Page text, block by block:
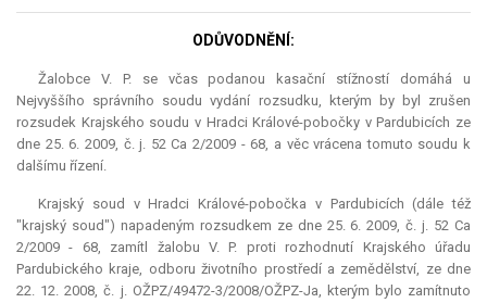
ODŮVODNĚNÍ:
Žalobce V. P. se včas podanou kasační stížností domáhá u
Nejvyššího správního soudu vydání rozsudku, kterým by byl zrušen
rozsudek Krajského soudu v Hradci Králové-pobočky v Pardubicích ze
dne 25. 6. 2009, č. j. 52 Ca 2/2009 - 68, a věc vrácena tomuto soudu k
dalšímu řízení.
Krajský soud v Hradci Králové-pobočka v Pardubicích (dále též
"krajský soud") napadeným rozsudkem ze dne 25. 6. 2009, č. j. 52 Ca
2/2009 - 68, zamítl žalobu V. P. proti rozhodnutí Krajského úřadu
Pardubického kraje, odboru životního prostředí a zemědělství, ze dne
22. 12. 2008, č. j. OŽPZ/49472-3/2008/OŽPZ-Ja, kterým bylo zamítnuto